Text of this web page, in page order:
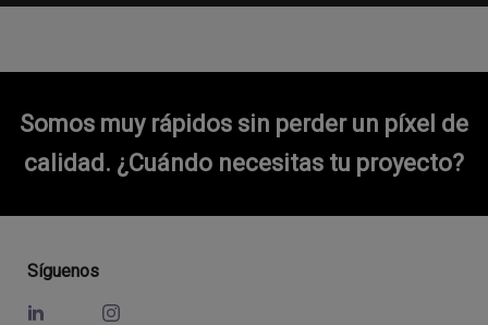
Somos muy rápidos sin perder un píxel de
calidad. ¿Cuándo necesitas tu proyecto?
Síguenos